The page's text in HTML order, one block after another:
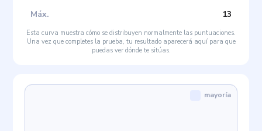
Máx. 13
Esta curva muestra cómo se distribuyen normalmente las puntuaciones.
Una vez que completes la prueba, tu resultado aparecerá aquí para que
puedas ver dónde te sitúas.
mayoría